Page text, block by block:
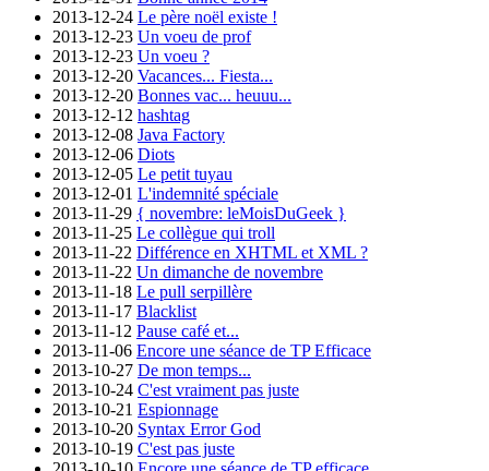
2013-12-24 Le père noël existe !
2013-12-23 Un voeu de prof
2013-12-23 Un voeu ?
2013-12-20 Vacances... Fiesta...
2013-12-20 Bonnes vac... heuuu...
2013-12-12 hashtag
2013-12-08 Java Factory
2013-12-06 Diots
2013-12-05 Le petit tuyau
2013-12-01 L'indemnité spéciale
2013-11-29 { novembre: leMoisDuGeek }
2013-11-25 Le collègue qui troll
2013-11-22 Différence en XHTML et XML ?
2013-11-22 Un dimanche de novembre
2013-11-18 Le pull serpillère
2013-11-17 Blacklist
2013-11-12 Pause café et...
2013-11-06 Encore une séance de TP Efficace
2013-10-27 De mon temps...
2013-10-24 C'est vraiment pas juste
2013-10-21 Espionnage
2013-10-20 Syntax Error God
2013-10-19 C'est pas juste